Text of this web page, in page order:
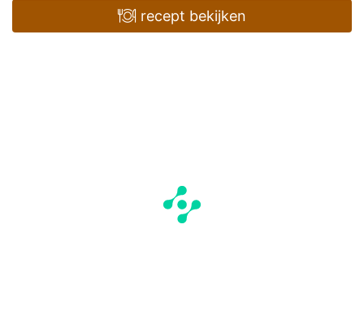
recept bekijken